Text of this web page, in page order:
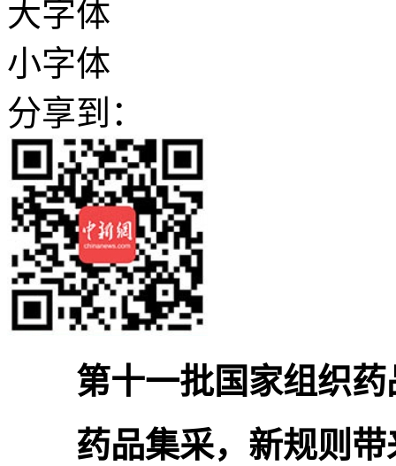
大字体
小字体
分享到：
第十一批国家组织药
药品集采，新规则带